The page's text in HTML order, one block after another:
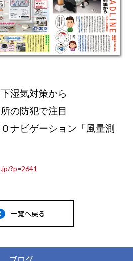
湿気対策から
の防犯で注目
ナビゲーション「風量測
?p=2641
一覧へ戻る